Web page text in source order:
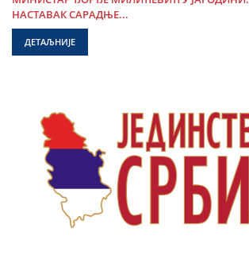
НАСТАВАК САРАДЊЕ...
ДЕТАЉНИЈЕ